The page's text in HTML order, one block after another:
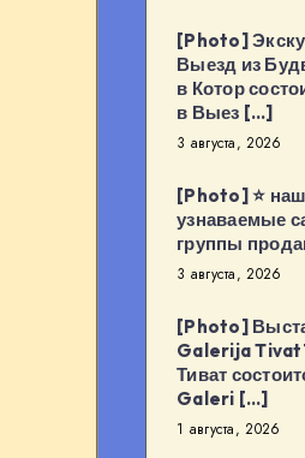
[Photo]
Выезд из
в Котор
в Выез […]
3 августа, 2026
[Photo] ⭐️
узнаваемые
группы
3 августа, 2026
[Photo]
Galerija
Тиват
Galeri […]
1 августа, 2026